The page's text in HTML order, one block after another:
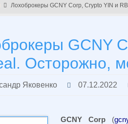
Лохоброкеры GCNY Corp, Crypto YIN и
GCNY
Осторожно,
Яковенко 07.12.2022
GCNY Corp(